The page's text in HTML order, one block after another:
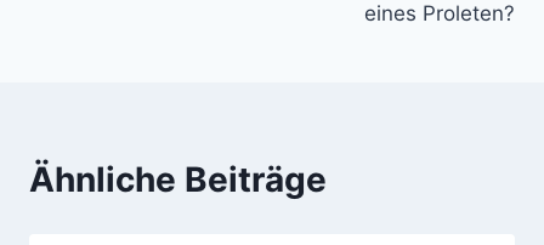
eines Proleten?
Ähnliche Beiträge